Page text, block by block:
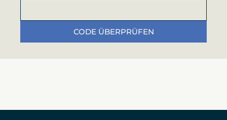
CODE ÜBERPRÜFEN